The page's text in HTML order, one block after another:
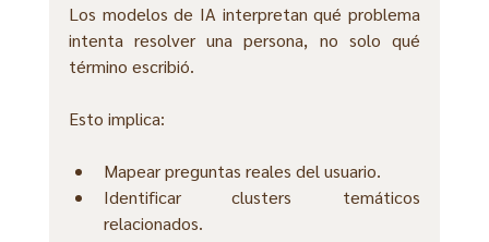
Los modelos de IA interpretan qué problema
intenta resolver una persona, no solo qué
término escribió.
Esto implica:
Mapear preguntas reales del usuario.
Identificar clusters temáticos
relacionados.